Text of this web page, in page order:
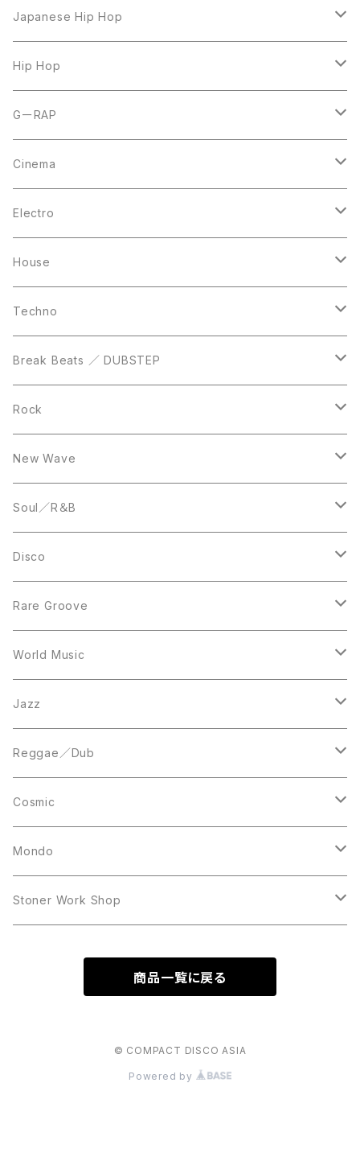
LP
7inch
CD
12inch
10inch
Casette Tape
Japanese Hip Hop
12inch
LP
Hip Hop
LP
12inch
CD
GーRAP
12inch
LP
Cinema
LP
12inch
DVD
Electro
12inch
LP
House
LP
12inch
10inch
Techno
12inch
LP
Break Beats ／ DUBSTEP
12inch
LP
Rock
12inch
LP
New Wave
12inch
LP
Soul／R＆B
LP
12inch
Disco
7inch
12inch
LP
Acetate Press
10inch
Rare Groove
12inch
LP
World Music
12inch
LP
Jazz
LP
12inch
Reggae／Dub
LP
12inch
Cosmic
12inch
LP
Mondo
LP
Stoner Work Shop
商品一覧に戻る
© COMPACT DISCO ASIA
Powered by